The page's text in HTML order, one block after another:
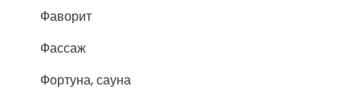
Фаворит
Фассаж
Фортуна, сауна